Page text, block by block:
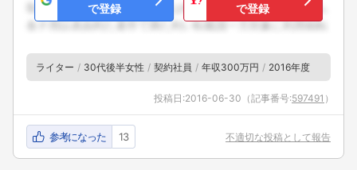
で登録
で登録
ライター 30代後半女性 契約社員 年収300万円 2016年度
投稿日:2016-06-30 （記事番号:597491 ）
参考になった 13 不適切な投稿として報告